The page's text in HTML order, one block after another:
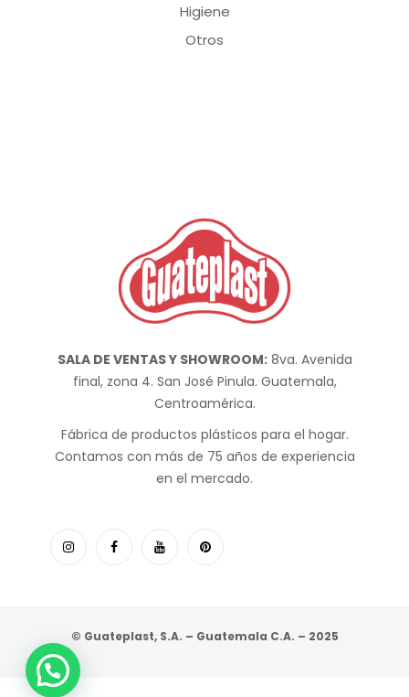
Higiene
Otros
SALA DE VENTAS Y SHOWROOM:8va. Avenida
final, zona 4. San José Pinula. Guatemala,
Centroamérica.
Fábrica de productos plásticos para el hogar.
Contamos con más de 75 años de experiencia
en el mercado.
© Guateplast, S.A. – Guatemala C.A. – 2025